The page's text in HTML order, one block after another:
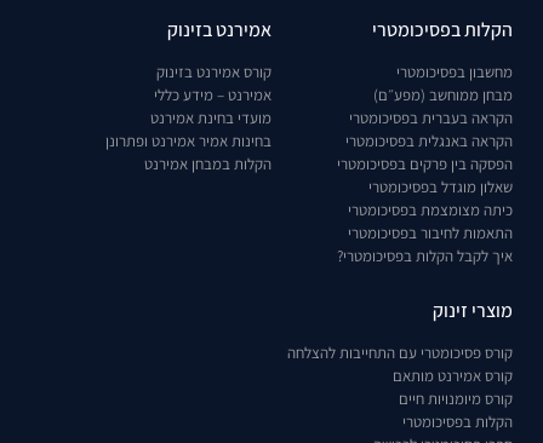
הקלות בפסיכומטרי
מחשבון בפסיכומטרי
מבחן ממוחשב (מפע״ם)
הקראה בעברית בפסיכומטרי
הקראה באנגלית בפסיכומטרי
הפסקה בין פרקים בפסיכומטרי
שאלון מוגדל בפסיכומטרי
כיתה מצומצמת בפסיכומטרי
התאמות לחיבור בפסיכומטרי
איך לקבל הקלות בפסיכומטרי?
אמירנט בזינוק
קורס אמירנט בזינוק
אמירנט – מידע כללי
מועדי בחינת אמירנט
בחינות אמיר אמירנט ופתרונן
הקלות במבחן אמירנט
מוצרי זינוק
קורס פסיכומטרי עם התחייבות להצלחה
קורס אמירנט מותאם
קורס מיומנויות חיים
הקלות בפסיכומטרי